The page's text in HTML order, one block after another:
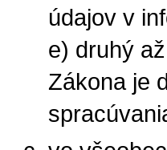
údajov v
e) druhý
Zákona je